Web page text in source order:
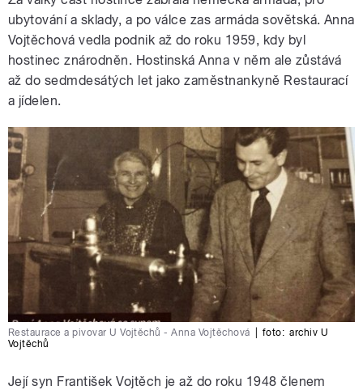
ubytování a sklady, a po válce zas armáda sovětská. Anna
Vojtěchová vedla podnik až do roku 1959, kdy byl
hostinec znárodněn. Hostinská Anna v něm ale zůstává
až do sedmdesátých let jako zaměstnankyně Restaurací
a jídelen.
Restaurace a pivovar U Vojtěchů - Anna Vojtěchová foto: archiv U
Vojtěchů
Její syn František Vojtěch je až do roku 1948 členem